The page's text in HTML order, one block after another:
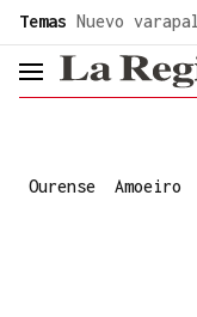
Temas Nuevo
header.menu.open
Ourense Amoeiro